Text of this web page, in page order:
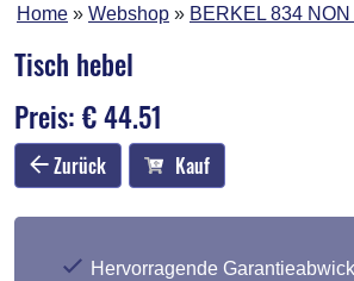
Home Webshop BERKEL 834 NON
Tisch hebel
Preis: € 44.51
Zurück Kauf
Hervorragende